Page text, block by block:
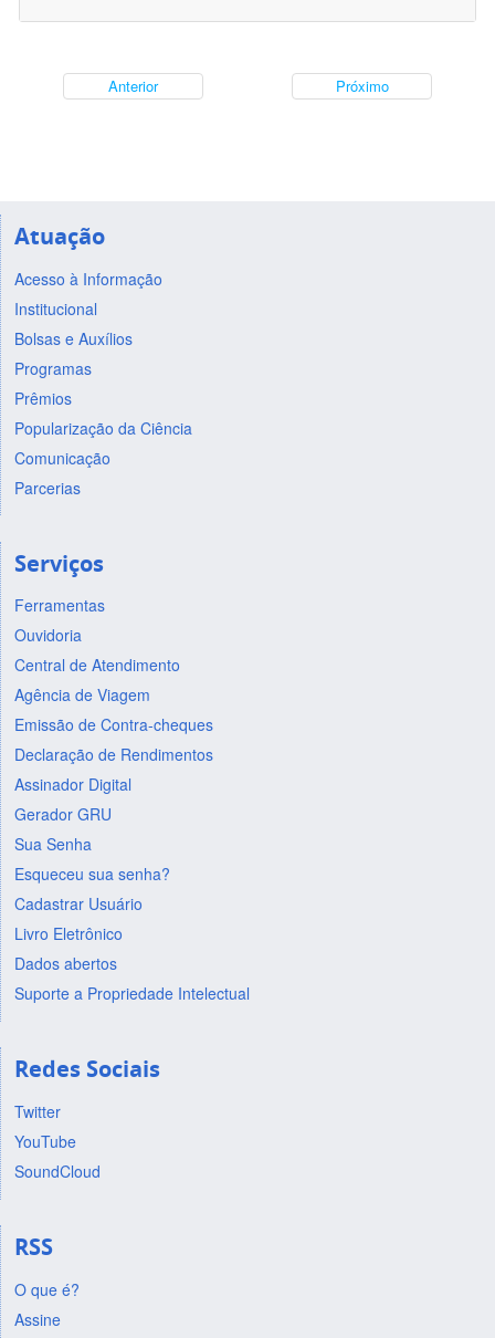
Anterior Próximo
Atuação
Acesso à Informação
Institucional
Bolsas e Auxílios
Programas
Prêmios
Popularização da Ciência
Comunicação
Parcerias
Serviços
Ferramentas
Ouvidoria
Central de Atendimento
Agência de Viagem
Emissão de Contra-cheques
Declaração de Rendimentos
Assinador Digital
Gerador GRU
Sua Senha
Esqueceu sua senha?
Cadastrar Usuário
Livro Eletrônico
Dados abertos
Suporte a Propriedade Intelectual
Redes Sociais
Twitter
YouTube
SoundCloud
RSS
O que é?
Assine